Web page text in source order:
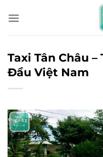
qua
Taxi Tân Châu
Đầu Việt Nam